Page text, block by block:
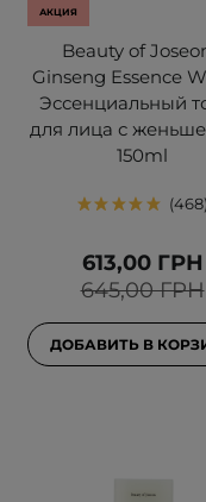
АКЦИЯ
Beauty of
Ginseng Essence
Эссенциальный
для лица с
150ml
468
645,00 ГРН
613,00 ГРН
ДОБАВИТЬ В